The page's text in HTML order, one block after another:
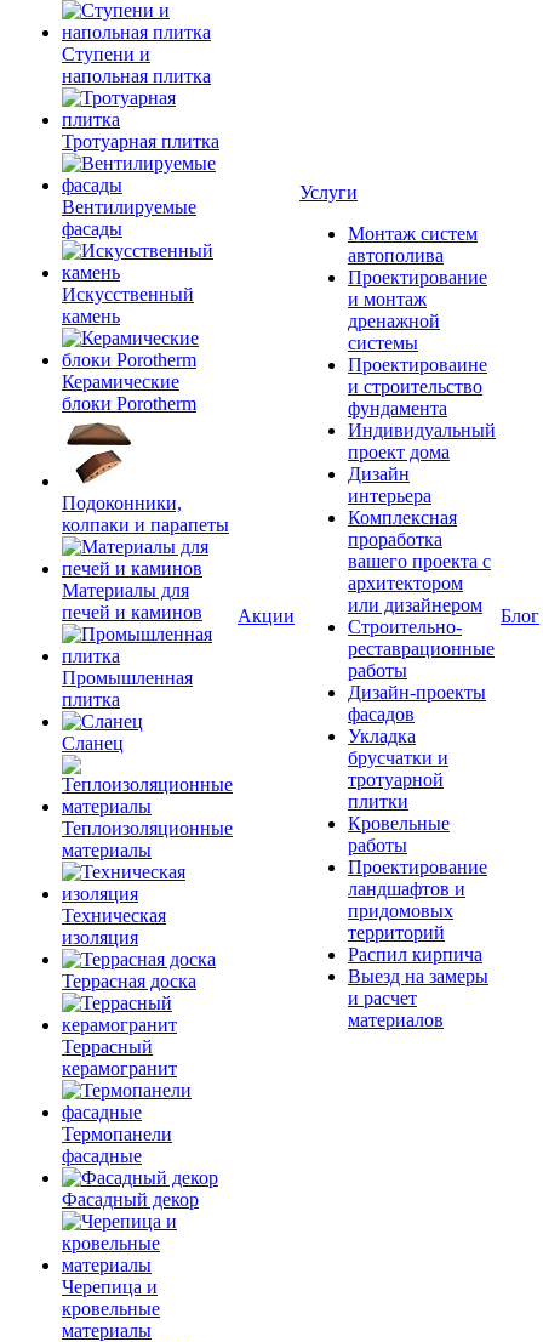
Ступени и
напольная плитка
Тротуарная плитка
Вентилируемые
фасады
Искусственный
камень
Керамические
блоки Porotherm
Подоконники,
колпаки и парапеты
Материалы для
печей и каминов
Промышленная
плитка
Сланец
Теплоизоляционные
материалы
Техническая
изоляция
Террасная доска
Террасный
керамогранит
Термопанели
фасадные
Фасадный декор
Черепица и
кровельные
материалы
Акции
Услуги
Монтаж систем
автополива
Проектирование
и монтаж
дренажной
системы
Проектироваине
и строительство
фундамента
Индивидуальный
проект дома
Дизайн
интерьера
Комплексная
проработка
вашего проекта с
архитектором
или дизайнером
Строительно-
реставрационные
работы
Дизайн-проекты
фасадов
Укладка
брусчатки и
тротуарной
плитки
Кровельные
работы
Проектирование
ландшафтов и
придомовых
территорий
Распил кирпича
Выезд на замеры
и расчет
материалов
Блог